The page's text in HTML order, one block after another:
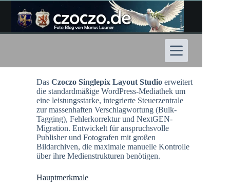
Inhalt
springen
DasCzoczo Singlepix Layout Studio erweitert
die standardmäßige WordPress-Mediathek um
eine leistungsstarke, integrierte Steuerzentrale
zur massenhaften Verschlagwortung (Bulk-
Tagging), Fehlerkorrektur und NextGEN-
Migration. Entwickelt für anspruchsvolle
Publisher und Fotografen mit großen
Bildarchiven, die maximale manuelle Kontrolle
über ihre Medienstrukturen benötigen.
Hauptmerkmale